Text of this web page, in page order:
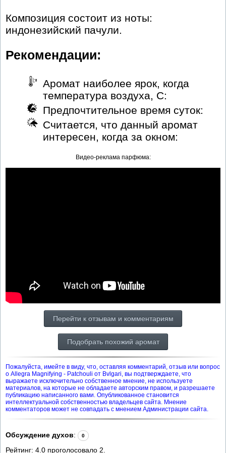
Композиция состоит из ноты:
индонезийский пачули.
Рекомендации:
Аромат наиболее ярок, когда
температура воздуха, С:
Предпочтительное время суток:
Считается, что данный аромат
интересен, когда за окном:
Видео-реклама парфюма:
Перейти к отзывам и комментариям
Подобрать похожий аромат
Пожалуйста, имейте в виду, что, оставляя комментарий, отзыв или вопрос
о Allegra Magnifying - Patchouli от Bvlgari, вы подтверждаете, что
выражаете исключительно собственное мнение, не используете
материалов, на которые не обладаете авторским правом, и разрешаете
публикацию написанного вами. Опубликованное становится
интеллектуальной собственностью владельцев сайта. Мнение
комментаторов может не совпадать с мнением Администрации сайта.
Обсуждение духов: 0
Рейтинг: 4.0 проголосовало 2.